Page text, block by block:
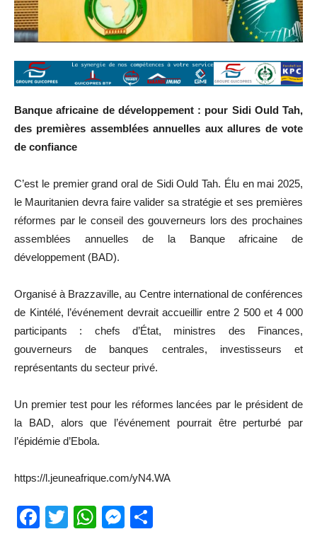
Banque africaine de développement : pour Sidi Ould Tah,
des premières assemblées annuelles aux allures de vote
de confiance
C’est le premier grand oral de Sidi Ould Tah. Élu en mai 2025,
le Mauritanien devra faire valider sa stratégie et ses premières
réformes par le conseil des gouverneurs lors des prochaines
assemblées annuelles de la Banque africaine de
développement (BAD).
Organisé à Brazzaville, au Centre international de conférences
de Kintélé, l’événement devrait accueillir entre 2 500 et 4 000
participants : chefs d’État, ministres des Finances,
gouverneurs de banques centrales, investisseurs et
représentants du secteur privé.
Un premier test pour les réformes lancées par le président de
la BAD, alors que l’événement pourrait être perturbé par
l’épidémie d’Ebola.
https://l.jeuneafrique.com/yN4.WA
Facebook
TwitterWhatsApp
Messenger